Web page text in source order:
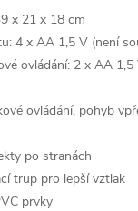
x 21 x 18 cm
4 x AA 1,5 V (není
ovládání: 2 x AA
ovládání, pohyb
po stranách
trup pro lepší vztlak
prvky